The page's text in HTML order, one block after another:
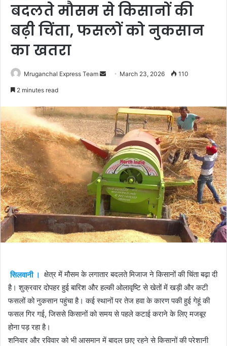
बदलते मौसम से किसानों की
बढ़ी चिंता, फसलों को नुकसान
का खतरा
Mruganchal Express Team
Send March 23, 2026 110
2 minutes read
सिलवानी । क्षेत्र में मौसम के लगातार बदलते मिजाज ने किसानों की चिंता बढ़ा दी
है। शुक्रवार दोपहर हुई बारिश और हल्की ओलावृष्टि से खेतों में खड़ी और कटी
फसलों को नुकसान पहुंचा है। कई स्थानों पर तेज हवा के कारण पकी हुई गेहूं की
फसल गिर गई, जिससे किसानों को समय से पहले कटाई कराने के लिए मजबूर
होना पड़ रहा है।
शनिवार और रविवार को भी आसमान में बादल छाए रहने से किसानों की परेशानी